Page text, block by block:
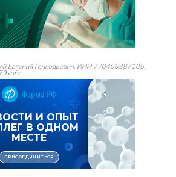
Евгений Геннадьевич, ИНН 770406387105,